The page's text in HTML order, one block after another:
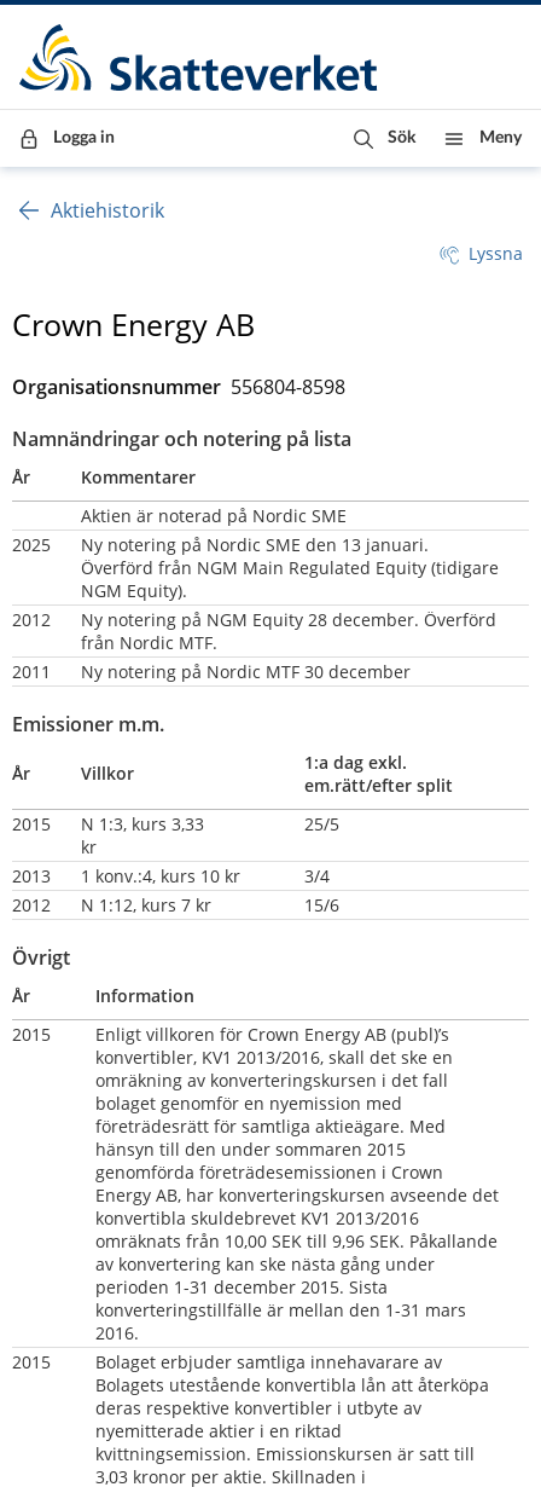
Till innehåll
Till navigationen
Till chattrobot
Logga in Sök Meny
Aktiehistorik
Lyssna
Crown Energy AB
Organisationsnummer 556804-8598
Namnändringar och notering på lista
År
Kommentarer
Aktien är noterad på Nordic SME
2025
Ny notering på Nordic SME den 13 januari.
Överförd från NGM Main Regulated Equity (tidigare
NGM Equity).
2012
Ny notering på NGM Equity 28 december. Överförd
från Nordic MTF.
2011
Ny notering på Nordic MTF 30 december
Emissioner m.m.
År Villkor
1:a dag exkl.
em.rätt/efter split
2015
N 1:3, kurs 3,33
kr
25/5
2013 1 konv.:4, kurs 10 kr
3/4
2012
N 1:12, kurs 7 kr 15/6
Övrigt
År
Information
2015
Enligt villkoren för Crown Energy AB (publ)’s
konvertibler, KV1 2013/2016, skall det ske en
omräkning av konverteringskursen i det fall
bolaget genomför en nyemission med
företrädesrätt för samtliga aktieägare. Med
hänsyn till den under sommaren 2015
genomförda företrädesemissionen i Crown
Energy AB, har konverteringskursen avseende det
konvertibla skuldebrevet KV1 2013/2016
omräknats från 10,00 SEK till 9,96 SEK. Påkallande
av konvertering kan ske nästa gång under
perioden 1-31 december 2015. Sista
konverteringstillfälle är mellan den 1-31 mars
2016.
2015
Bolaget erbjuder samtliga innehavarare av
Bolagets utestående konvertibla lån att återköpa
deras respektive konvertibler i utbyte av
nyemitterade aktier i en riktad
kvittningsemission. Emissionskursen är satt till
3,03 kronor per aktie. Skillnaden i